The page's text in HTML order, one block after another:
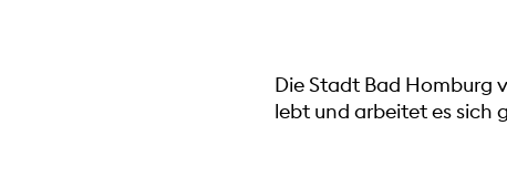
Die Stadt Bad Homburg
lebt und arbeitet es sich